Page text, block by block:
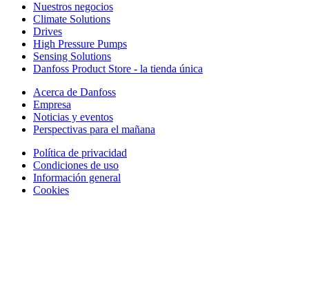
Nuestros negocios
Climate Solutions
Drives
High Pressure Pumps
Sensing Solutions
Danfoss Product Store - la tienda única
Acerca de Danfoss
Empresa
Noticias y eventos
Perspectivas para el mañana
Política de privacidad
Condiciones de uso
Información general
Cookies